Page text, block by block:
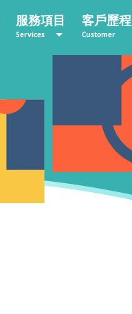
服務項目
Services
客戶歷程
Customer